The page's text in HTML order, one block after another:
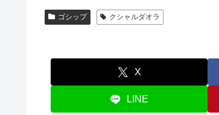
ゴシップ クシャルダオラ
X
LINE